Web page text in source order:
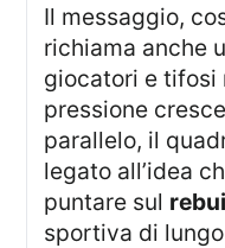
Il messaggio, così come riportato,
richiama anche
giocatori e tifosi
pressione
parallelo, il
legato all’idea
puntare sul
sportiva di